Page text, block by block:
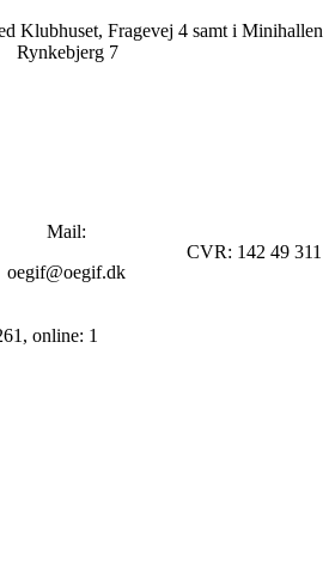
Klubhuset, Fragevej 4 samt i Minihallen
Rynkebjerg 7
Mail:
oegif@oegif.dk
CVR: 142 49 311
online: 1